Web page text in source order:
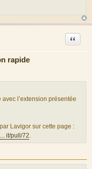
rapide
Citation
l’extension présentée
Lavigor sur cette page :
it/pull/72.